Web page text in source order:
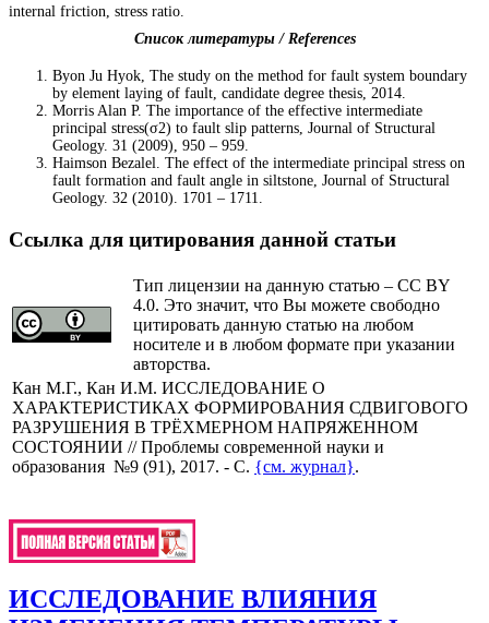
internal friction, stress ratio.
Список литературы / References
Byon Ju Hyok, The study on the method for fault system boundary
by element laying of fault, candidate degree thesis, 2014.
Morris Alan P. The importance of the effective intermediate
principal stress(σ2) to fault slip patterns, Journal of Structural
Geology. 31 (2009), 950 ‒ 959.
Haimson Bezalel. The effect of the intermediate principal stress on
fault formation and fault angle in siltstone, Journal of Structural
Geology. 32 (2010). 1701 ‒ 1711.
Ссылка для цитирования данной статьи
Тип лицензии на данную статью – CC BY
4.0. Это значит, что Вы можете свободно
цитировать данную статью на любом
носителе и в любом формате при указании
авторства.
Кан М.Г., Кан И.М. ИССЛЕДОВАНИЕ О
ХАРАКТЕРИСТИКАХ ФОРМИРОВАНИЯ СДВИГОВОГО
РАЗРУШЕНИЯ В ТРЁХМЕРНОМ НАПРЯЖЕННОМ
СОСТОЯНИИ // Проблемы современной науки и
образования №9 (91), 2017. - С. {см. журнал}.
ИССЛЕДОВАНИЕ ВЛИЯНИЯ